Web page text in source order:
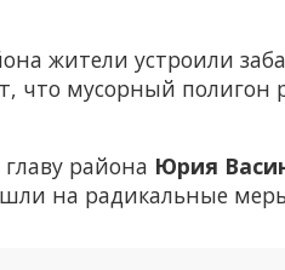
жители устроили
что мусорный
района Юрия
на радикальные